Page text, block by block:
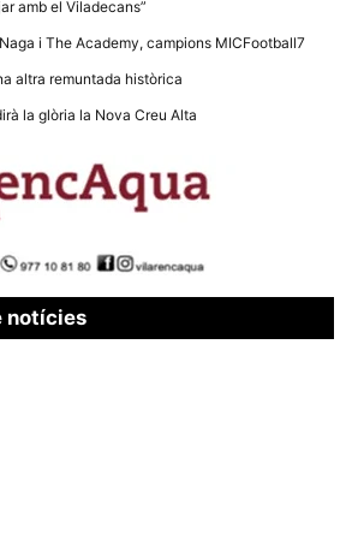
amb el Viladecans”
i The Academy, campions MICFootball7
altra remuntada històrica
la glòria la Nova Creu Alta
notícies
d'usuari
components
nostre lloc web
dispositiu que
permeten que el
lloc funcioni tan
rebutja
aquestes
cookies